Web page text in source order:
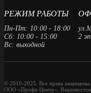
РЕЖИМ РАБОТЫ
Пн-Пт: 10:00 - 18:00
Сб: 10:00 - 15:00
Вс: выходной
2
© 2010-2025. Все права защищены.
ООО «Профи Центр»,